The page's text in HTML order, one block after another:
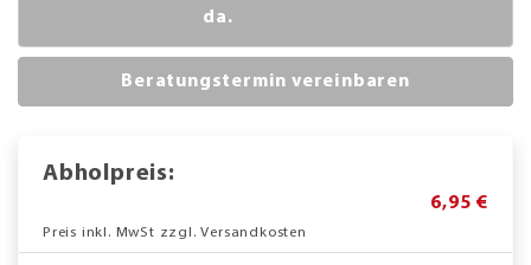
da.
Beratungstermin vereinbaren
Abholpreis:
6,95 €
Preis inkl. MwSt zzgl. Versandkosten